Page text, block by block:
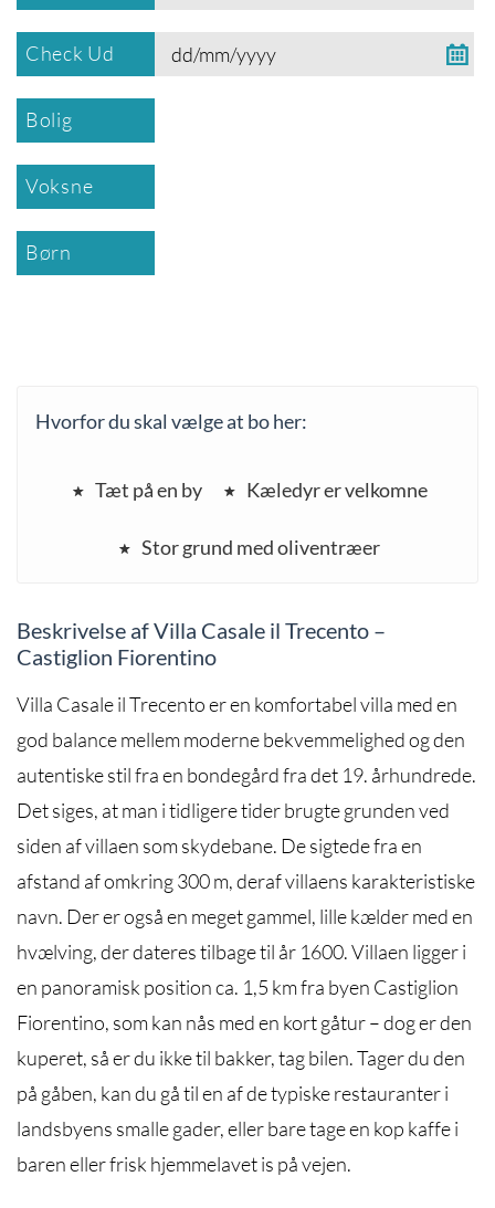
Check Ud
Bolig
Voksne
Børn
Hvorfor du skal vælge at bo her:
Tæt på en by Kæledyr er velkomne
Stor grund med oliventræer
Beskrivelse af Villa Casale il Trecento –
Castiglion Fiorentino
Villa Casale il Trecento er en komfortabel villa med en
god balance mellem moderne bekvemmelighed og den
autentiske stil fra en bondegård fra det 19. århundrede.
Det siges, at man i tidligere tider brugte grunden ved
siden af villaen som skydebane. De sigtede fra en
afstand af omkring 300 m, deraf villaens karakteristiske
navn. Der er også en meget gammel, lille kælder med en
hvælving, der dateres tilbage til år 1600. Villaen ligger i
en panoramisk position ca. 1,5 km fra byen Castiglion
Fiorentino, som kan nås med en kort gåtur – dog er den
kuperet, så er du ikke til bakker, tag bilen. Tager du den
på gåben, kan du gå til en af de typiske restauranter i
landsbyens smalle gader, eller bare tage en kop kaffe i
baren eller frisk hjemmelavet is på vejen.